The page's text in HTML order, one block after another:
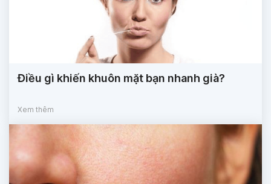
Điều gì khiến khuôn mặt bạn nhanh già?
Xem thêm